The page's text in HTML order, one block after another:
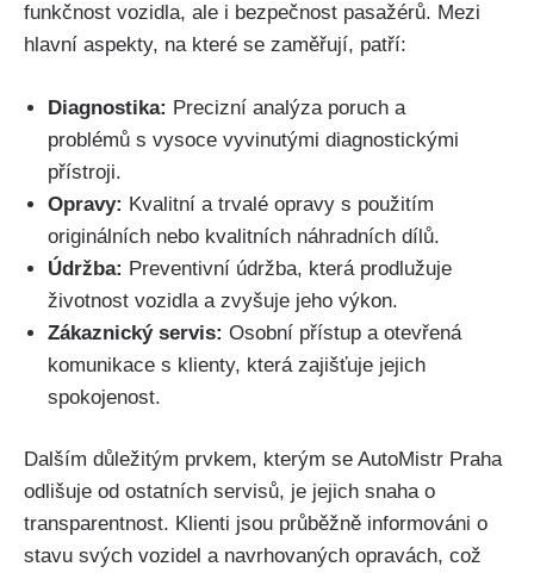
funkčnost vozidla, ale i bezpečnost pasažérů. Mezi
hlavní aspekty, na které se zaměřují,⁤ patří:
Diagnostika: Precizní analýza poruch a
problémů s ⁤vysoce vyvinutými diagnostickými
přístroji.
Opravy: Kvalitní a trvalé opravy s použitím
originálních nebo ‌kvalitních ‌náhradních dílů.
Údržba: Preventivní údržba, která​ prodlužuje
životnost vozidla‌ a zvyšuje jeho výkon.
Zákaznický servis: Osobní přístup a otevřená
komunikace⁣ s klienty, ⁣která ⁤zajišťuje jejich
spokojenost.
Dalším důležitým⁤ prvkem, kterým se⁣ AutoMistr Praha
odlišuje ⁤od ostatních servisů, je jejich snaha o
transparentnost. ​Klienti jsou průběžně ⁣informováni o
stavu svých vozidel a navrhovaných opravách, což